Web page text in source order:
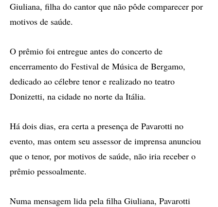
Giuliana, filha do cantor que não pôde comparecer por
motivos de saúde.
O prêmio foi entregue antes do concerto de
encerramento do Festival de Música de Bergamo,
dedicado ao célebre tenor e realizado no teatro
Donizetti, na cidade no norte da Itália.
Há dois dias, era certa a presença de Pavarotti no
evento, mas ontem seu assessor de imprensa anunciou
que o tenor, por motivos de saúde, não iria receber o
prêmio pessoalmente.
Numa mensagem lida pela filha Giuliana, Pavarotti